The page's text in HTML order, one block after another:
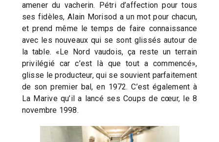
amener du vacherin. Pétri d’affection pour tous
ses fidèles, Alain Morisod a un mot pour chacun,
et prend même le temps de faire connaissance
avec les nouveaux qui se sont glissés autour de
la table. «Le Nord vaudois, ça reste un terrain
privilégié car c’est là que tout a commencé»,
glisse le producteur, qui se souvient parfaitement
de son premier bal, en 1972. C’est également à
La Marive qu’il a lancé ses Coups de cœur, le 8
novembre 1998.